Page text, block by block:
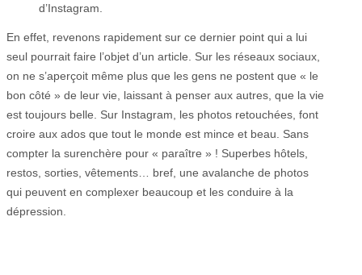
d’Instagram.
En effet, revenons rapidement sur ce dernier point qui a lui
seul pourrait faire l’objet d’un article. Sur les réseaux sociaux,
on ne s’aperçoit même plus que les gens ne postent que « le
bon côté » de leur vie, laissant à penser aux autres, que la vie
est toujours belle. Sur Instagram, les photos retouchées, font
croire aux ados que tout le monde est mince et beau. Sans
compter la surenchère pour « paraître » ! Superbes hôtels,
restos, sorties, vêtements… bref, une avalanche de photos
qui peuvent en complexer beaucoup et les conduire à la
dépression.